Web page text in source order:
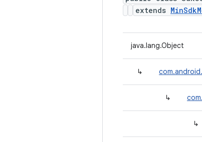
extends
java.lang.Object
↳
↳
↳